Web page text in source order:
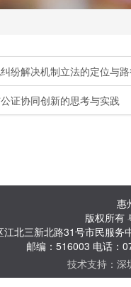
纷解决机制立法的定位与
证协同创新的思考与实践
惠
版权所有
北三新北路31号市民服
邮编：516003 电话：
技术支持：深